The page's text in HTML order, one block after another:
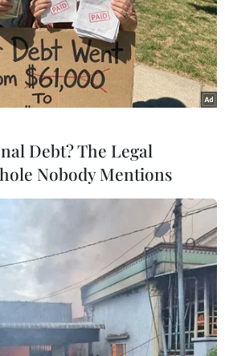
Bauer I' của Gustav Klimt (158 triệu
(Nguồn: Getty Images)
Debt? The Legal
Nobody Mentions